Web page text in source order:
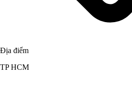
Địa điểm
TP HCM